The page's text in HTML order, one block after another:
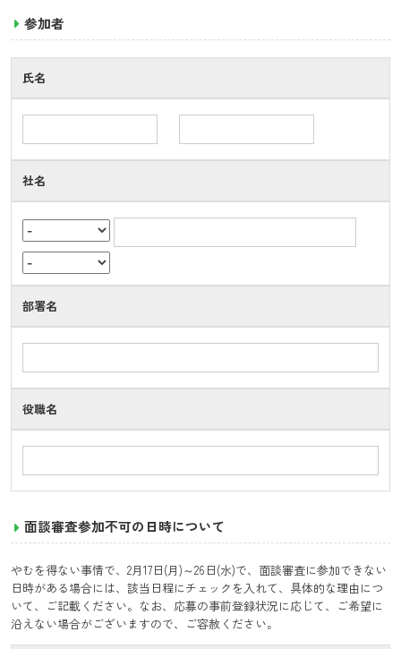
参加者
氏名
社名
部署名
役職名
面談審査参加不可の日時について
やむを得ない事情で、2月17日(月)～26日(水)で、面談審査に参加できない
日時がある場合には、該当日程にチェックを入れて、具体的な理由につ
いて、ご記載ください。なお、応募の事前登録状況に応じて、ご希望に
沿えない場合がございますので、ご容赦ください。